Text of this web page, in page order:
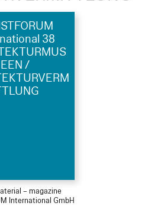
38
EEN /
– magazine
International GmbH